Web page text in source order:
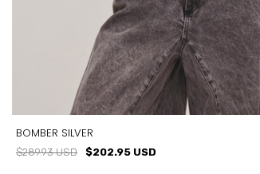
BOMBER SILVER
$289.93 USD $202.95 USD